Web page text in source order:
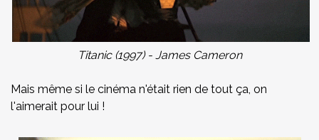
Titanic (1997) - James Cameron
Mais même si le cinéma n'était rien de tout ça, on
l'aimerait pour lui !